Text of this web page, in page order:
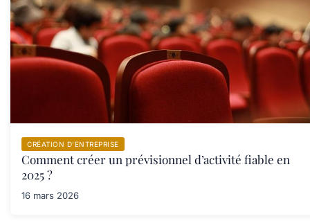
CRÉATION D’ENTREPRISE
Comment créer un prévisionnel d’activité fiable en
2025 ?
16 mars 2026